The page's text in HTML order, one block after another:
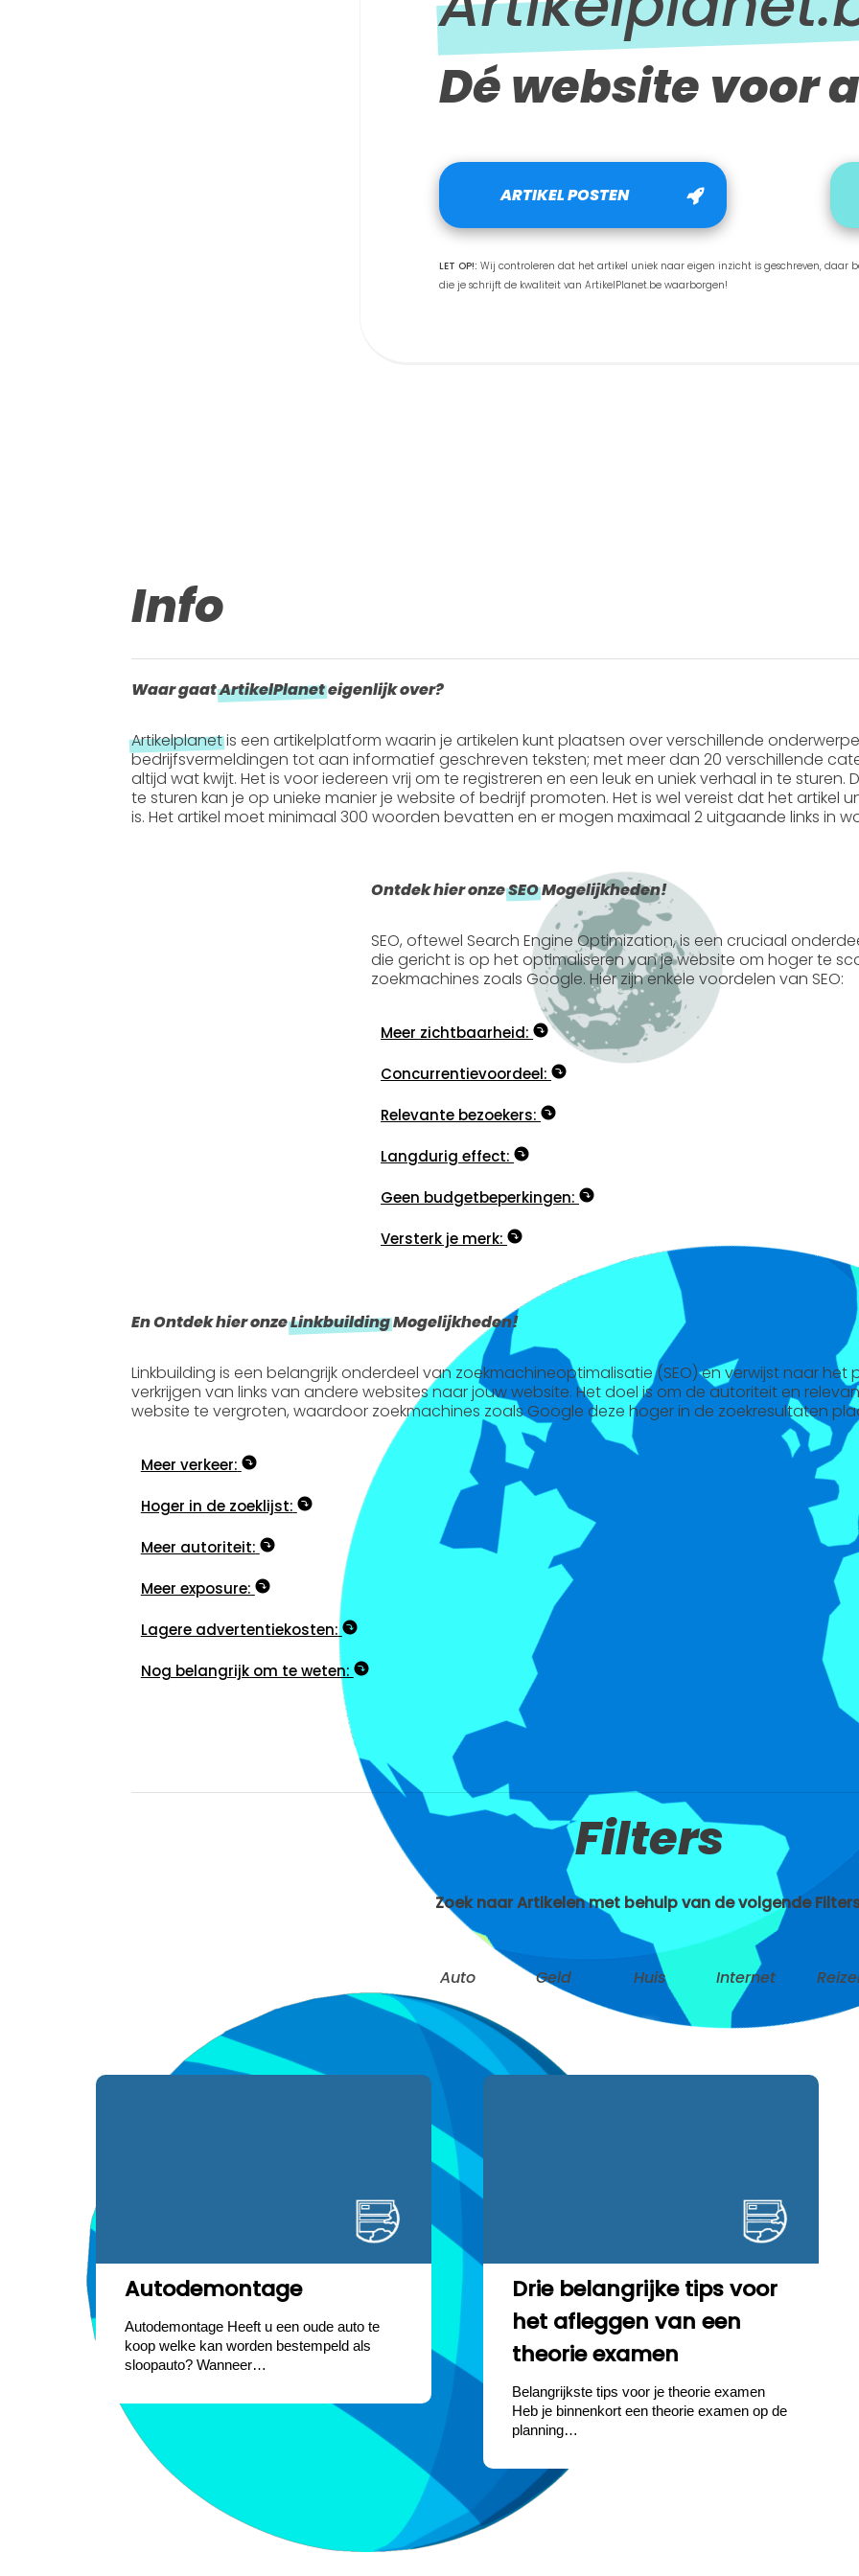
Dé website voor
ARTIKEL POSTEN
LET OP!: Wij controleren dat het artikel uniek naar eigen inzicht is geschreven, daar
die je schrijft de kwaliteit van ArtikelPlanet.be waarborgen!
Info
Waar gaatArtikelPlaneteigenlijk over?
Artikelplanetis een artikelplatform waarin je artikelen kunt plaatsen over verschillende
bedrijfsvermeldingen tot aan informatief geschreven teksten; met meer dan 20 verschillende
altijd wat kwijt. Het is voor iedereen vrij om te registreren en een leuk en uniek verhaal in te sturen.
te sturen kan je op unieke manier je website of bedrijf promoten. Het is wel vereist dat het artikel
is. Het artikel moetminimaal 300 woorden bevatten en er mogen maximaal 2 uitgaande links in
Ontdek hier onzeSEOMogelijkheden!
SEO, oftewel Search Engine Optimization, is een cruciaal
die gericht is op het optimaliseren van je website om hoger te
zoekmachines zoals Google. Hier zijn enkele voordelen van SEO:
Meer zichtbaarheid:
Concurrentievoordeel:
Relevante bezoekers:
Langdurig effect:
Geen budgetbeperkingen:
Versterk je merk:
En Ontdek hier onzeLinkbuildingMogelijkheden!
Linkbuilding is een belangrijk onderdeel van zoekmachineoptimalisatie (SEO) en verwijst naar het
verkrijgen van links van andere websites naar jouw website. Het doel is om de autoriteit en
website te vergroten, waardoor zoekmachines zoals Google deze hoger in de zoekresultaten
Meer verkeer:
Hoger in de zoeklijst:
Meer autoriteit:
Meer exposure:
Lagere advertentiekosten:
Nog belangrijk om te weten:
Filters
Zoek naar Artikelen met behulp van de volgende
Auto Geld Huis Internet
Autodemontage
Autodemontage Heeft u een oude auto te
koop welke kan worden bestempeld als
sloopauto? Wanneer…
Drie belangrijke tips voor
het afleggen van een
theorie examen
Belangrijkste tips voor je theorie examen
Heb je binnenkort een theorie examen op de
planning…